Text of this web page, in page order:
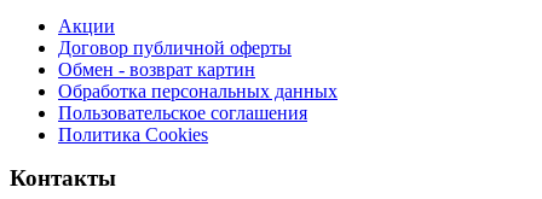
Акции
Договор публичной оферты
Обмен - возврат картин
Обработка персональных данных
Пользовательское соглашения
Политика Cookies
Контакты